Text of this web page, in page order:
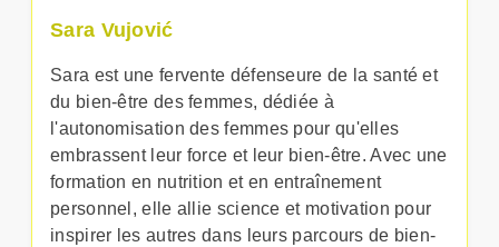
Sara Vujović
Sara est une fervente défenseure de la santé et
du bien-être des femmes, dédiée à
l'autonomisation des femmes pour qu'elles
embrassent leur force et leur bien-être. Avec une
formation en nutrition et en entraînement
personnel, elle allie science et motivation pour
inspirer les autres dans leurs parcours de bien-